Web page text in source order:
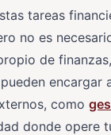
tareas
no es
de
encargar
como
donde opere